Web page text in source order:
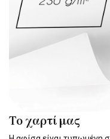
Το χαρτί μας